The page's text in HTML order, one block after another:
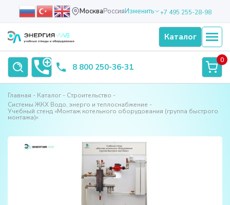
МоскваРоссияИзменить +7 495 255-28-98
Каталог
8 800 250-36-31
0
Главная Каталог
Строительство
Системы ЖКХ Водо, энерго и теплоснабжение
Учебный стенд «Монтаж котельного оборудования (группа быстрого
монтажа)»